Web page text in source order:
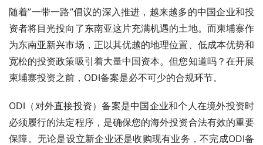
随着”一带一路”倡议的深入推进，越来越多的中国企业和投
资者将目光投向了东南亚这片充满机遇的土地。而柬埔寨作
为东南亚新兴市场，正以其优越的地理位置、低成本优势和
宽松的投资政策吸引着大量中国资本。但您知道吗？在开展
柬埔寨投资之前，ODI备案是必不可少的合规环节。
ODI（对外直接投资）备案是中国企业和个人在境外投资时
必须履行的法定程序，是确保您的海外投资合法有效的重要
保障。无论是设立新企业还是收购现有业务，不完成ODI备